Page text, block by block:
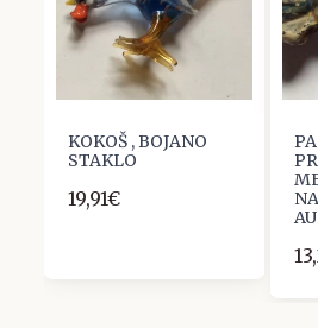
KOKOŠ , BOJANO
STAKLO
19,91€